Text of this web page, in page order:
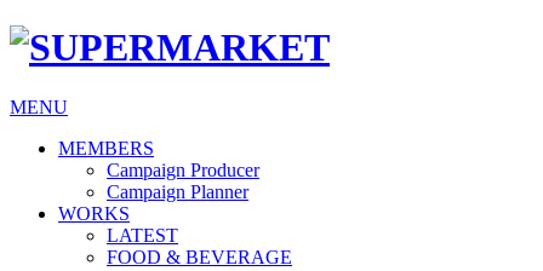
MENU
MEMBERS
Campaign Producer
Campaign Planner
WORKS
LATEST
FOOD & BEVERAGE